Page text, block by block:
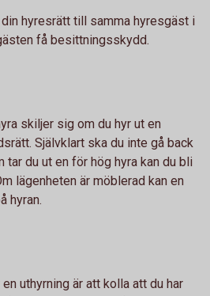
din hyresrätt till samma hyresgäst i
få besittningsskydd.
skiljer sig om du hyr ut en
Självklart ska du inte gå back
tar du ut en för hög hyra kan du bli
lägenheten är möblerad kan en
hyran.
uthyrning är att kolla att du har